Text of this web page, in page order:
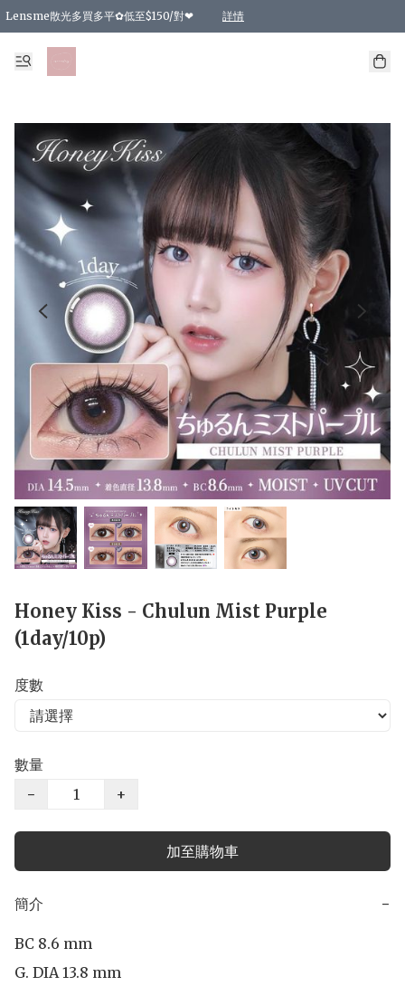
Lensme散光多買多平✿低至$150/對❤ 詳情
台灣Karacon⁩✧日拋 特價清貨❁⃘
日本韓國多款日/月拋現貨☼ 特價❤︎數量有限 售完即止
🇰🇷韓國多款月拋現貨 特價兩對$99✿數量有限 售完即止♫
精選商品，任選買2件或以上9 折；買4件或以上85 折；買6件或以上8 折
精選商品，任選買2件HKD 140.00；買4件HKD 260.00
精選商品，任選買2件HKD 190.00；買4件HKD 360.00
精選商品，任選買2件HKD 110.00；買4件HKD 180.00
精選商品，任選買2件HKD 170.00；買4件HKD 320.00
精選商品，任選買2件或以上減HKD 148.00
精選商品，任選買2件或以上減HKD 148.00
精選商品，任選買2件或以上95 折；買4件或以上9 折；買6件或以上85 折；買8件
精選商品，任選買12件或以上87 折
精選商品，任選買2件或以上減HKD 16.00；買4件或以上減HKD 32.00；買6
精選商品，任選買2件或以上95 折；買4件或以上9 折；買8件或以上85 折；買12
購物滿 HKD 800.00即享免運費優惠！（適用於 特定的送貨方式 )
Honey Kiss - Chulun Mist Purple
(1day/10p)
度數
數量
−
+
加至購物車
簡介 −
BC 8.6 mm
G. DIA 13.8 mm